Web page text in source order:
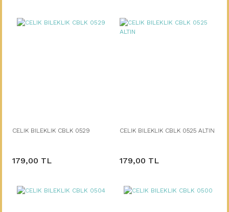
CELIK BILEKLIK CBLK 0529
179,00 TL
CELIK BILEKLIK CBLK 0525 ALTIN
179,00 TL